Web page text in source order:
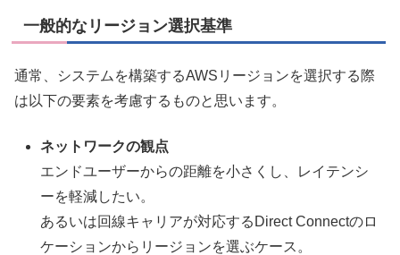
一般的なリージョン選択基準
通常、システムを構築するAWSリージョンを選択する際
は以下の要素を考慮するものと思います。
ネットワークの観点
エンドユーザーからの距離を小さくし、レイテンシ
ーを軽減したい。
あるいは回線キャリアが対応するDirect Connectのロ
ケーションからリージョンを選ぶケース。